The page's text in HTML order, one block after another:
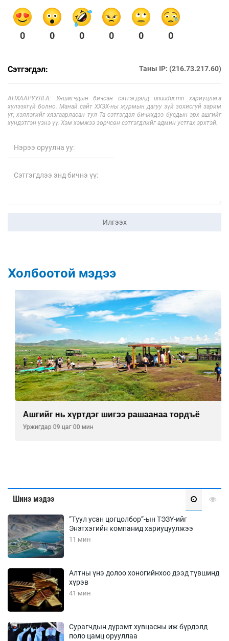
0 0 0 0 0 0
Сэтгэгдэл: Таны IP: (216.73.217.60)
АНХААРУУЛГА: Уншигчдын бичсэн сэтгэгдэлд unuudur.mn хариуцлага
хүлээхгүй болно. Манай сайт ХХЗХ-ны журмын дагуу зүй зохисгүй зарим
үг, хэллэгийг хязгаарласан тул Та сэтгэгдэл бичихдээ бусдын эрх ашгийг
хүндэтгэн үзнэ үү. Хэм хэмжээ зөрчсөн сэтгэгдлийг админ устгах эрхтэй.
Илгээх
Холбоотой мэдээ
Ашгийг нь хүртдэг шигээ рашаанаа тордъё
Уржигдар 09 цаг 00 мин
Шинэ мэдээ
“Туул усан цогцолбор”-ын ТЭЗҮ-ийг
Энэтхэгийн компанид хариуцуулжээ
11 мин
Алтны үнэ долоо хоногийнхоо дээд түвшинд
хүрэв
41 мин
Сурагчдын дүрэмт хувцасны иж бүрдэлд
поло цамц орууллаа